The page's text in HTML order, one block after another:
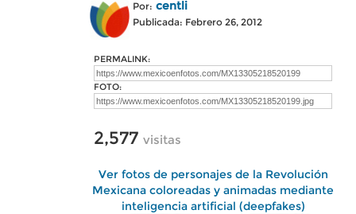
Por: centli
Publicada: Febrero 26, 2012
PERMALINK:
FOTO:
2,577 visitas
Ver fotos de personajes de la Revolución
Mexicana coloreadas y animadas mediante
inteligencia artificial (deepfakes)